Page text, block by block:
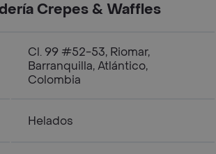
Crepes & Waffles
Cl. 99 #52-53, Riomar,
Barranquilla, Atlántico,
Colombia
Helados